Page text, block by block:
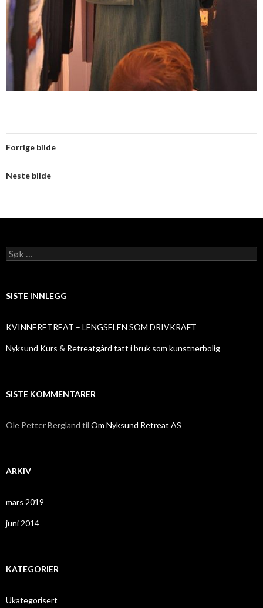
Forrige bilde
Neste bilde
Søk
etter:
SISTE INNLEGG
KVINNERETREAT – LENGSELEN SOM DRIVKRAFT
Nyksund Kurs & Retreatgård tatt i bruk som kunstnerbolig
SISTE KOMMENTARER
Ole Petter Bergland til Om Nyksund Retreat AS
ARKIV
mars 2019
juni 2014
KATEGORIER
Ukategorisert